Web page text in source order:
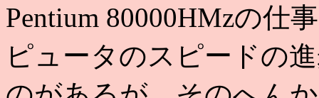
Pentium 80000HMzの仕
ピュータのスピードの